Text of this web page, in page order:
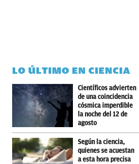
LO ÚLTIMO EN CIENCIA
Científicos advierten
de una coincidencia
cósmica imperdible
la noche del 12 de
agosto
Según la ciencia,
quienes se acuestan
a esta hora precisa